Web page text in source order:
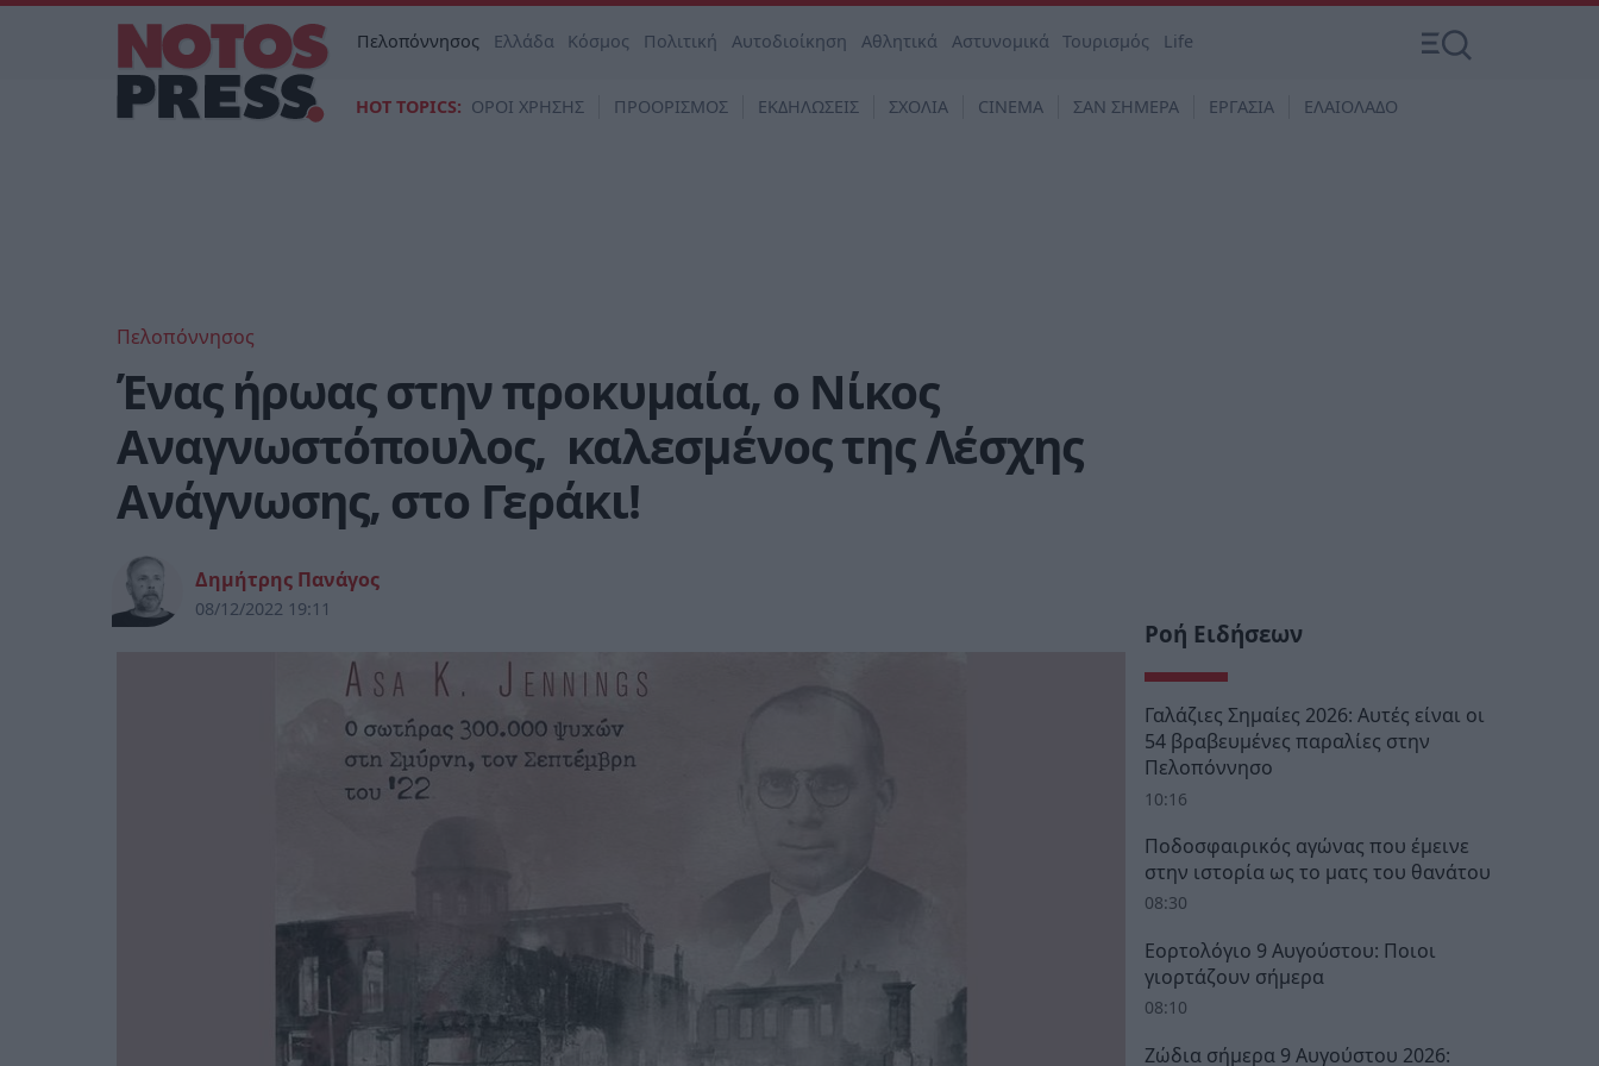
Πελοπόννησος Ελλάδα Κόσμος Πολιτική Αυτοδιοίκηση Αθλητικά Αστυνομικά Τουρισμός Life
HOT TOPICS: ΟΡΟΙ ΧΡΗΣΗΣ ΠΡΟΟΡΙΣΜΟΣ ΕΚΔΗΛΩΣΕΙΣ ΣΧΟΛΙΑ CINEMA ΣΑΝ ΣΗΜΕΡΑ ΕΡΓΑΣΙΑ ΕΛΑΙΟΛΑΔΟ
Πελοπόννησος
Ένας ήρωας στην προκυμαία, ο Νίκος
Αναγνωστόπουλος, καλεσμένος της Λέσχης
Ανάγνωσης, στο Γεράκι!
Δημήτρης Πανάγος
08/12/2022 19:11
Ροή Ειδήσεων
Γαλάζιες Σημαίες 2026: Αυτές είναι οι
54 βραβευμένες παραλίες στην
Πελοπόννησο
10:16
Ποδοσφαιρικός αγώνας που έμεινε
στην ιστορία ως το ματς του θανάτου
08:30
Εορτολόγιο 9 Αυγούστου: Ποιοι
γιορτάζουν σήμερα
08:10
Ζώδια σήμερα 9 Αυγούστου 2026: